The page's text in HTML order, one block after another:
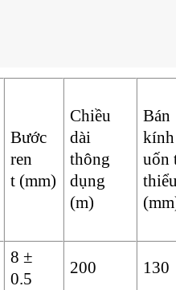
Bước
ren
t (mm)
Chiều
dài
thông
dụng
(m)
Bán
kính
uốn
thiểu
8 ±
0.5
200 130